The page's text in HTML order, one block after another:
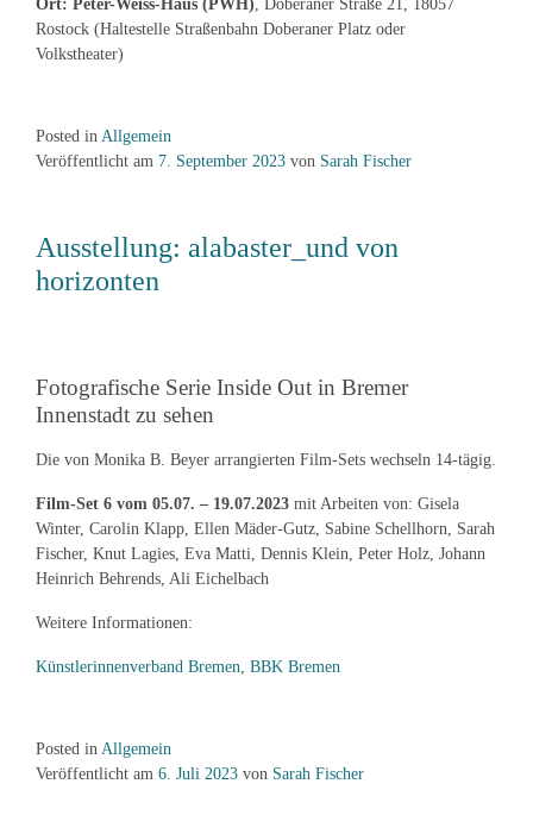
Rostock (Haltestelle Straßenbahn Doberaner Platz oder
Volkstheater)
Posted in Allgemein
Veröffentlicht am 7. September 2023 von Sarah Fischer
Ausstellung: alabaster_und von
horizonten
Fotografische Serie Inside Out in Bremer
Innenstadt zu sehen
Die von Monika B. Beyer arrangierten Film-Sets wechseln 14-tägig.
Film-Set 6 vom 05.07. – 19.07.2023 mit Arbeiten von: Gisela
Winter, Carolin Klapp, Ellen Mäder-Gutz, Sabine Schellhorn, Sarah
Fischer, Knut Lagies, Eva Matti, Dennis Klein, Peter Holz, Johann
Heinrich Behrends, Ali Eichelbach
Weitere Informationen:
Künstlerinnenverband Bremen BBK Bremen
Posted in Allgemein
Veröffentlicht am 6. Juli 2023 von Sarah Fischer